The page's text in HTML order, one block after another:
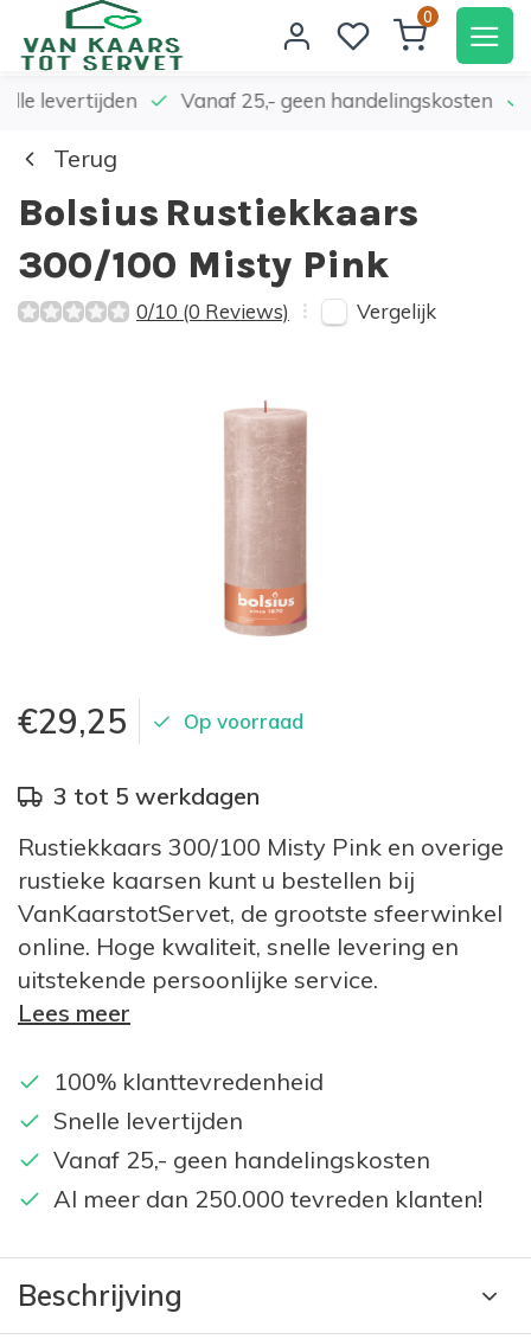
0
levertijden Vanaf 25,- geen handelingskosten
Terug
Bolsius Rustiekkaars
300/100 Misty Pink
0/10 (0 Reviews) Vergelijk
€29,25 Op voorraad
3 tot 5 werkdagen
Rustiekkaars 300/100 Misty Pink en overige
rustieke kaarsen kunt u bestellen bij
VanKaarstotServet, de grootste sfeerwinkel
online. Hoge kwaliteit, snelle levering en
uitstekende persoonlijke service.
Lees meer
100% klanttevredenheid
Snelle levertijden
Vanaf 25,- geen handelingskosten
Al meer dan 250.000 tevreden klanten!
Beschrijving